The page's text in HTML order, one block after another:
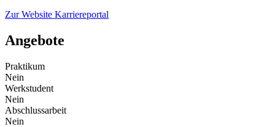
Zur Website Karriereportal
Angebote
Praktikum
Nein
Werkstudent
Nein
Abschlussarbeit
Nein